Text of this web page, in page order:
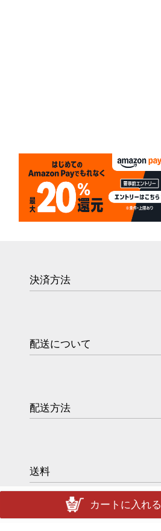
カートに入れる
決済方法
配送について
配送方法
送料